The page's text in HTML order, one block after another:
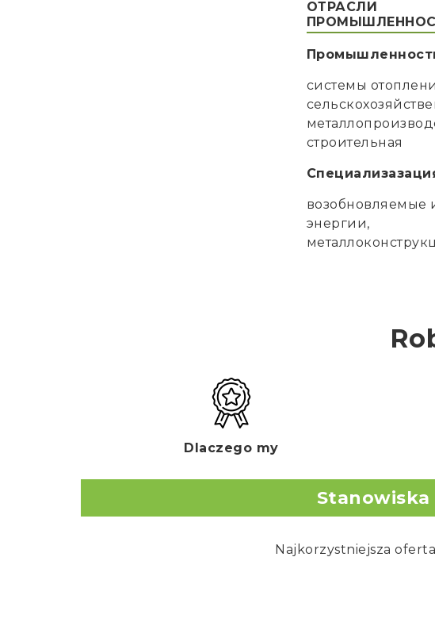
ОТРАСЛИ
системы
строительная
возобновляемые
энергии,
Dlaczego my
Stanowiska
Najkorzystniejsza